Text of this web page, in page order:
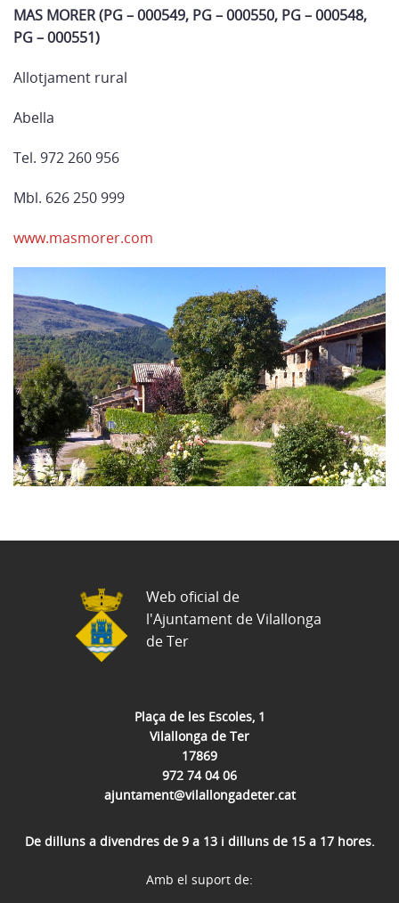
MAS MORER (PG – 000549, PG – 000550, PG – 000548,
PG – 000551)
Allotjament rural
Abella
Tel. 972 260 956
Mbl. 626 250 999
www.masmorer.com
Plaça de les Escoles, 1
Vilallonga de Ter
17869
972 74 04 06
ajuntament@vilallongadeter.cat
De dilluns a divendres de 9 a 13 i dilluns de 15 a 17 hores.
Web oficial de
l'Ajuntament de Vilallonga
de Ter
Amb el suport de: